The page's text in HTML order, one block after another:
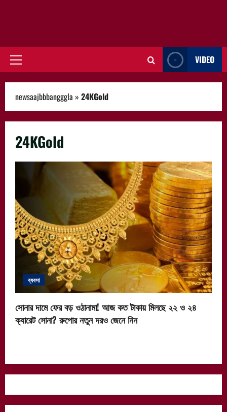
Primary
VIDEO
newsaajbbbangggla » 24KGold
24KGold
ব্যবসা
সোনার দামে ফের বড় ওঠানামা! আজ কত টাকায় মিলছে ২২ ও ২৪
ক্যারেট সোনা? রুপোর নতুন দরও জেনে নিন